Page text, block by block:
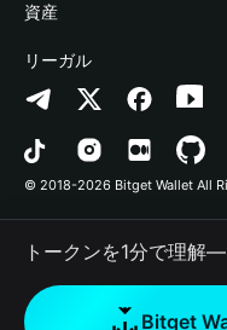
Help Center
お問い合わせ
ブランドリソース
キャリア
Crypto Swap API
Altcoin Season Index
Prediction Markets
DApp
RWA
How to Buy Crypto
Bitget Wallet Pay
プロジェクトを掲載
セキュリティ技術
暗号資産を購入
認証検出
コントラクト検出
一括送金
資産
Arbitrum
Avalanche
Bitcoin
Polygon
リーガル
プライバシーポリシー
利用規約
© 2018-2026 Bitget Wallet All
トークンを1分で理解
Bitget